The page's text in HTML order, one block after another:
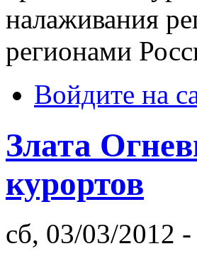
налаживания
регионами
Войдите на
Злата
курортов
сб, 03/03/2012